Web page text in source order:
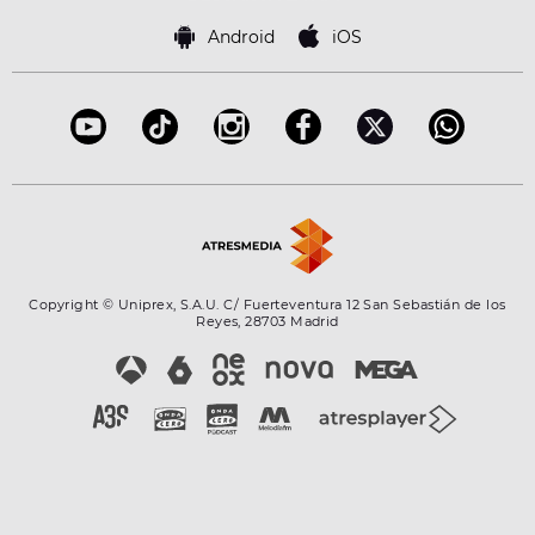
Bases de concursos
Android iOS
Copyright © Uniprex, S.A.U. C/ Fuerteventura 12 San Sebastián de los
Reyes, 28703 Madrid